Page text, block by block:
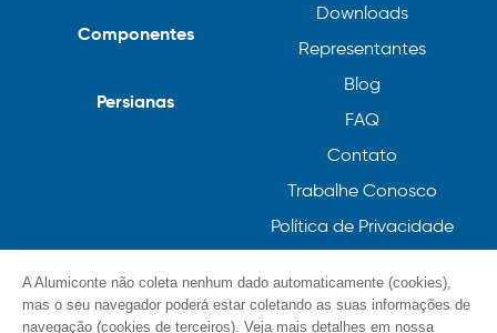
Downloads
Representantes
Blog
FAQ
Contato
Trabalhe Conosco
Política de Privacidade
Componentes
Persianas
A Alumiconte não coleta nenhum dado automaticamente (cookies),
mas o seu navegador poderá estar coletando as suas informações de
navegação (cookies de terceiros). Veja mais detalhes em nossa